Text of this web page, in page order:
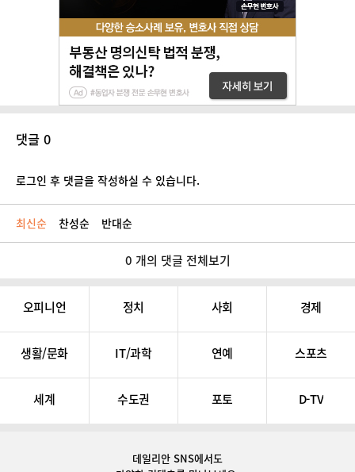
댓글 0
로그인 후 댓글을 작성하실 수 있습니다.
최신순 찬성순 반대순
0 개의 댓글 전체보기
오피니언 정치 사회 경제
생활/문화 IT/과학 연예 스포츠
세계 수도권 포토 D-TV
데일리안 SNS에서도